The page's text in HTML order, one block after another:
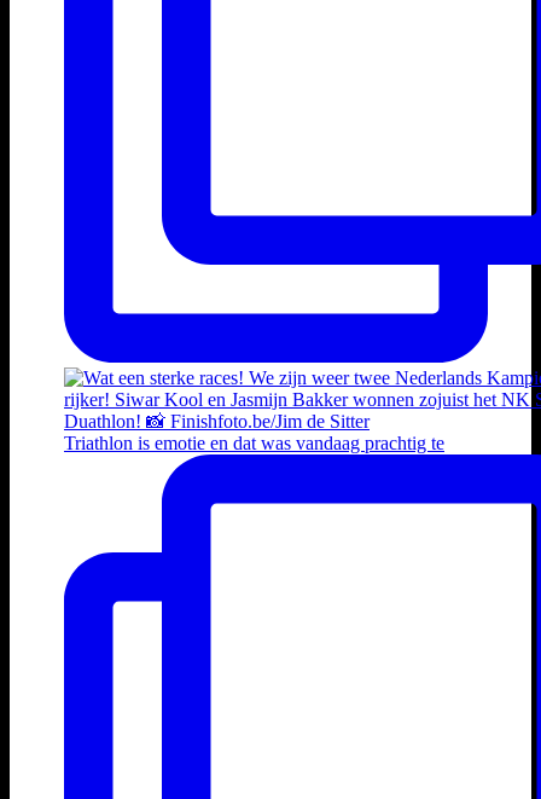
Triathlon is emotie en dat was vandaag prachtig te